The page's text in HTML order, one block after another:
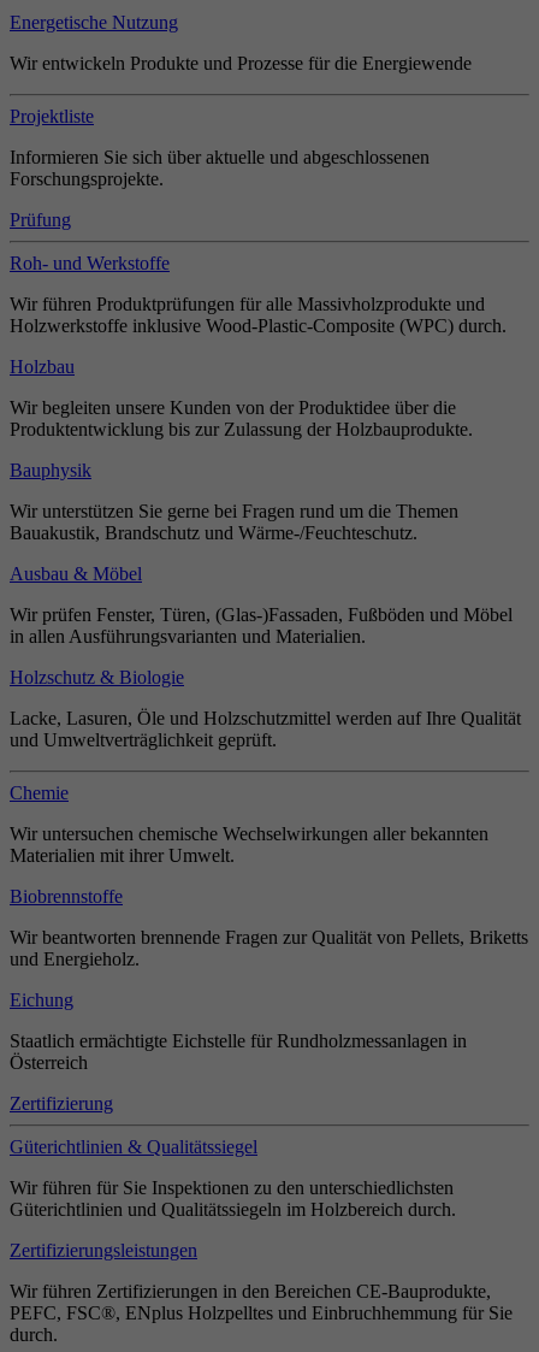
Energetische Nutzung
Wir entwickeln Produkte und Prozesse für die Energiewende
Projektliste
Informieren Sie sich über aktuelle und abgeschlossenen
Forschungsprojekte.
Prüfung
Roh- und Werkstoffe
Wir führen Produktprüfungen für alle Massivholzprodukte und
Holzwerkstoffe inklusive Wood-Plastic-Composite (WPC) durch.
Holzbau
Wir begleiten unsere Kunden von der Produktidee über die
Produktentwicklung bis zur Zulassung der Holzbauprodukte.
Bauphysik
Wir unterstützen Sie gerne bei Fragen rund um die Themen
Bauakustik, Brandschutz und Wärme-/Feuchteschutz.
Ausbau & Möbel
Wir prüfen Fenster, Türen, (Glas-)Fassaden, Fußböden und Möbel
in allen Ausführungsvarianten und Materialien.
Holzschutz & Biologie
Lacke, Lasuren, Öle und Holzschutzmittel werden auf Ihre Qualität
und Umweltverträglichkeit geprüft.
Chemie
Wir untersuchen chemische Wechselwirkungen aller bekannten
Materialien mit ihrer Umwelt.
Biobrennstoffe
Wir beantworten brennende Fragen zur Qualität von Pellets, Briketts
und Energieholz.
Eichung
Staatlich ermächtigte Eichstelle für Rundholzmessanlagen in
Österreich
Zertifizierung
Güterichtlinien & Qualitätssiegel
Wir führen für Sie Inspektionen zu den unterschiedlichsten
Güterichtlinien und Qualitätssiegeln im Holzbereich durch.
Zertifizierungsleistungen
Wir führen Zertifizierungen in den Bereichen CE-Bauprodukte,
PEFC, FSC®, ENplus Holzpelltes und Einbruchhemmung für Sie
durch.